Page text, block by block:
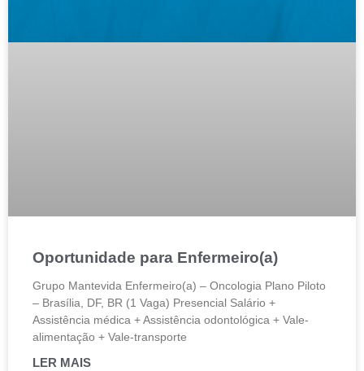
Oportunidade para Enfermeiro(a)
Grupo Mantevida Enfermeiro(a) – Oncologia Plano Piloto
– Brasília, DF, BR (1 Vaga) Presencial Salário +
Assistência médica + Assistência odontológica + Vale-
alimentação + Vale-transporte
LER MAIS